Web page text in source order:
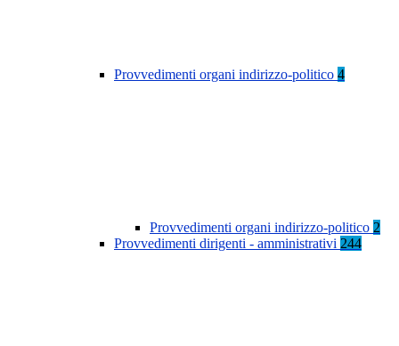
Provvedimenti organi indirizzo-politico 4
Provvedimenti organi indirizzo-politico 2
Provvedimenti dirigenti - amministrativi 244